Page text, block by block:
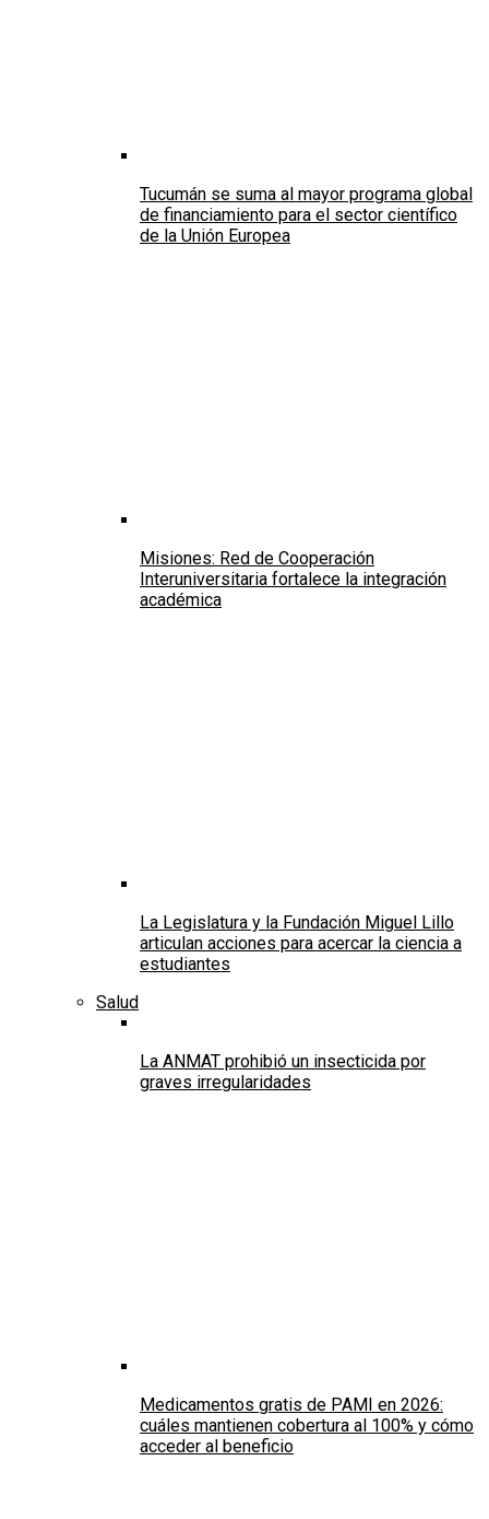
Tucumán se suma al mayor programa global
de financiamiento para el sector científico
de la Unión Europea
Misiones: Red de Cooperación
Interuniversitaria fortalece la integración
académica
La Legislatura y la Fundación Miguel Lillo
articulan acciones para acercar la ciencia a
estudiantes
Salud
La ANMAT prohibió un insecticida por
graves irregularidades
Medicamentos gratis de PAMI en 2026:
cuáles mantienen cobertura al 100% y cómo
acceder al beneficio